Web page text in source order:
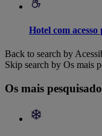
Hotel com
Back to search by
Skip search by Os mais
Os mais